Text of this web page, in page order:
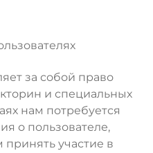
за собой право
и специальных
нам потребуется
о пользователе,
участие в